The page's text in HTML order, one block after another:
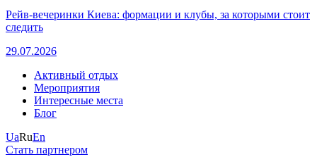
Рейв-вечеринки Киева: формации и клубы, за которыми стоит
следить
29.07.2026
Активный отдых
Мероприятия
Интересные места
Блог
UaRuEn
Стать партнером